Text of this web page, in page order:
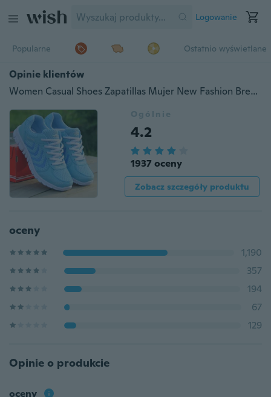
Logowanie
Popularne Ostatnio wyświetlane
Opinie klientów
Women Casual Shoes Zapatillas Mujer New Fashion Breathable Flats Females Tenis Fashion Style Mesh Sneakers Plus Size 35-44
Ogólnie
4.2
1937 oceny
Zobacz szczegóły produktu
oceny
1,190
357
194
67
129
Opinie o produkcie
oceny